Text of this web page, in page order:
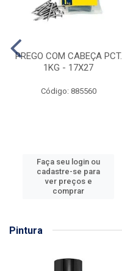
PREGO COM CABEÇA PCT.
1KG - 17X27
Código: 885560
Faça seu login ou
cadastre-se para
ver preços e
comprar
Pintura